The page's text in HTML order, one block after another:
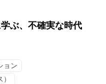
ぶ、不確実な時代
ョン